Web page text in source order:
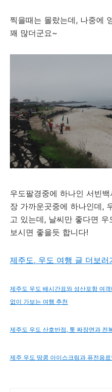
찍을때는 몰랐는데, 나중에
꽤 많더군요~
우도팔경중에 하나인 서빈
장 가까운곳중에 하나인데,
고 있는데, 날씨만 좋다면
보시면 좋을듯 합니다!
제주도, 우도 여행 글 더보러
제주도 우도 배시간표와 성산포항 여
없이 가보는 여행 추천
제주도 우도 산호반점, 톳 짜장면과 전
제주 우도 땅콩 아이스크림과 퓨전음